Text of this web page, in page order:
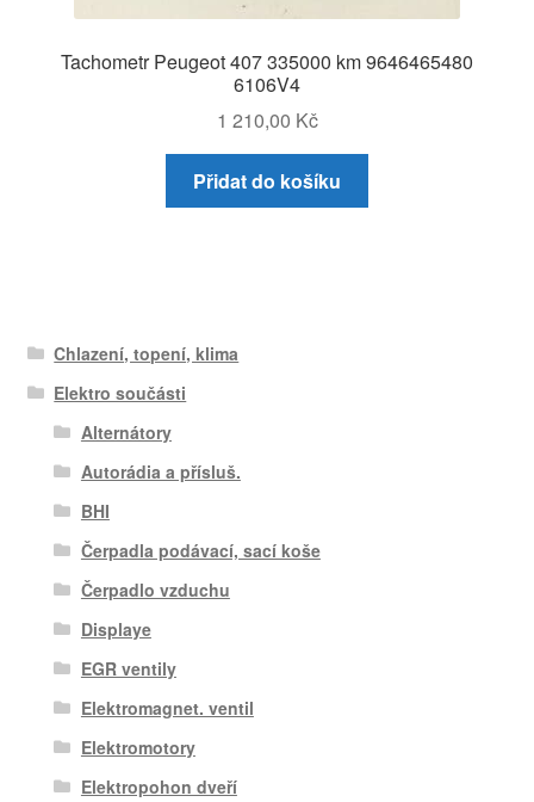
Tachometr Peugeot 407 335000 km 9646465480
6106V4
1 210,00 Kč
Přidat do košíku
Chlazení, topení, klima
Elektro součásti
Alternátory
Autorádia a přísluš.
BHI
Čerpadla podávací, sací koše
Čerpadlo vzduchu
Displaye
EGR ventily
Elektromagnet. ventil
Elektromotory
Elektropohon dveří